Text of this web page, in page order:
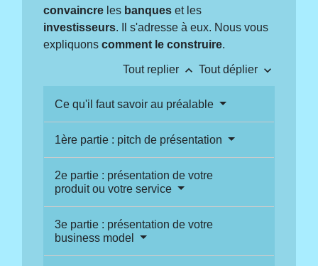
convaincre les banques et les
investisseurs. Il s'adresse à eux. Nous vous
expliquonscomment le construire.
Tout replier keyboard_arrow_up Tout déplier keyboard_arrow_down
Ce qu'il faut savoir au préalable
1ère partie : pitch de présentation
2e partie : présentation de votre
produit ou votre service
3e partie : présentation de votre
business model